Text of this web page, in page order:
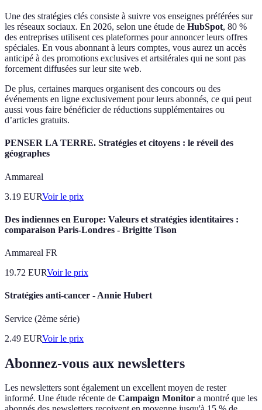
Une des stratégies clés consiste à suivre vos enseignes préférées sur
les réseaux sociaux. En 2026, selon une étude de HubSpot, 80 %
des entreprises utilisent ces plateformes pour annoncer leurs offres
spéciales. En vous abonnant à leurs comptes, vous aurez un accès
anticipé à des promotions exclusives et artsitérales qui ne sont pas
forcement diffusées sur leur site web.
De plus, certaines marques organisent des concours ou des
événements en ligne exclusivement pour leurs abonnés, ce qui peut
aussi vous faire bénéficier de réductions supplémentaires ou
d’articles gratuits.
PENSER LA TERRE. Stratégies et citoyens : le réveil des
géographes
Ammareal
3.19 EURVoir le prix
Des indiennes en Europe: Valeurs et stratégies identitaires :
comparaison Paris-Londres - Brigitte Tison
Ammareal FR
19.72 EURVoir le prix
Stratégies anti-cancer - Annie Hubert
Service (2ème série)
2.49 EURVoir le prix
Abonnez-vous aux newsletters
Les newsletters sont également un excellent moyen de rester
informé. Une étude récente de Campaign Monitor a montré que les